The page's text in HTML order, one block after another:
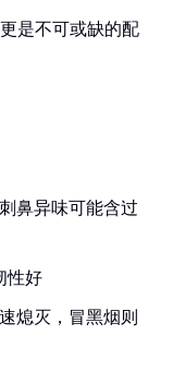
是不可或缺的配
鼻异味可能含过
性好
熄灭，冒黑烟则